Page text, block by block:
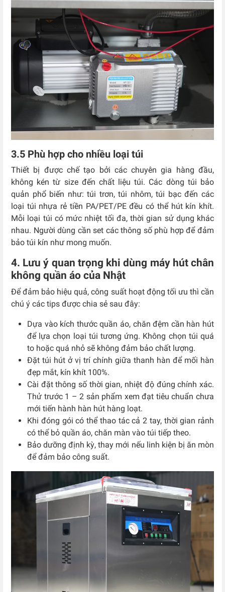
3.5 Phù hợp cho nhiều loại túi
Thiết bị được chế tạo bởi các chuyên gia hàng đầu,
không kén từ size đến chất liệu túi. Các dòng túi bảo
quản phổ biến như: túi trơn, túi nhôm, túi bạc đến các
loại túi nhựa rẻ tiền PA/PET/PE đều có thể hút kín khít.
Mỗi loại túi có mức nhiệt tối đa, thời gian sử dụng khác
nhau. Người dùng cần set các thông số phù hợp để đảm
bảo túi kín như mong muốn.
4. Lưu ý quan trọng khi dùng máy hút chân
không quần áo của Nhật
Để đảm bảo hiệu quả, công suất hoạt động tối ưu thì cần
chú ý các tips được chia sẻ sau đây:
Dựa vào kích thước quần áo, chăn đệm cần hàn hút
để lựa chọn loại túi tương ứng. Không chọn túi quá
to hoặc quá nhỏ sẽ không đảm bảo chất lượng.
Đặt túi hút ở vị trí chính giữa thanh hàn để mối hàn
đẹp mắt, kín khít 100%.
Cài đặt thông số thời gian, nhiệt độ đúng chính xác.
Thử trước 1 – 2 sản phẩm xem đạt tiêu chuẩn chưa
mới tiến hành hàn hút hàng loạt.
Khi đóng gói có thể thao tác cả 2 tay, thời gian rảnh
có thể bỏ quần áo, chăn màn vào túi tiếp theo.
Bảo dưỡng định kỳ, thay mới nếu linh kiện bị ăn mòn
để đảm bảo công suất.